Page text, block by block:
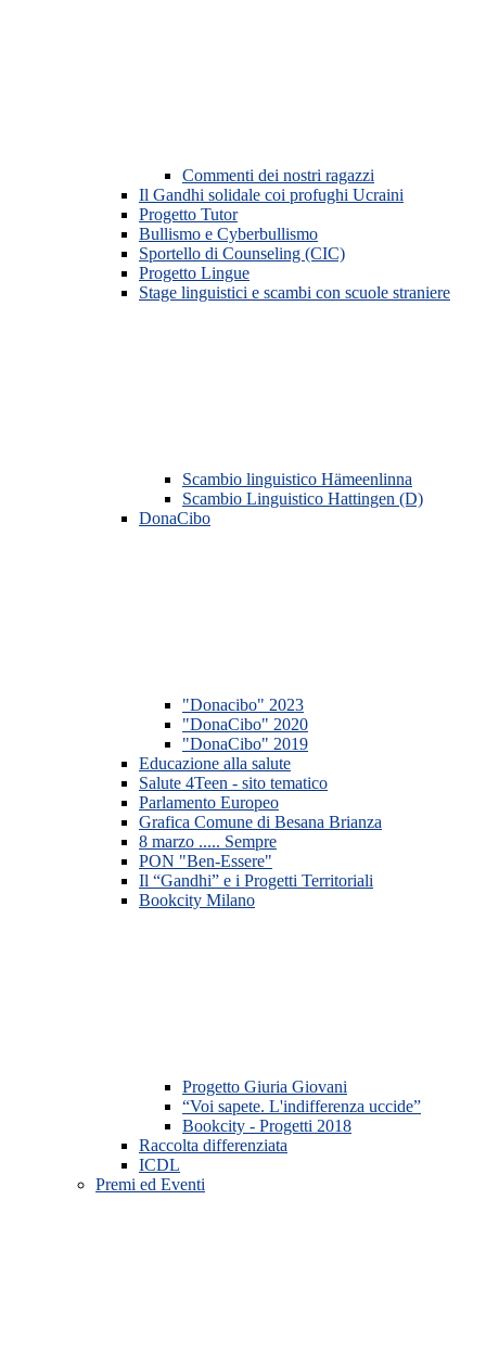
Commenti dei nostri ragazzi
Il Gandhi solidale coi profughi Ucraini
Progetto Tutor
Bullismo e Cyberbullismo
Sportello di Counseling (CIC)
Progetto Lingue
Stage linguistici e scambi con scuole straniere
Scambio linguistico Hämeenlinna
Scambio Linguistico Hattingen (D)
DonaCibo
"Donacibo" 2023
"DonaCibo" 2020
"DonaCibo" 2019
Educazione alla salute
Salute 4Teen - sito tematico
Parlamento Europeo
Grafica Comune di Besana Brianza
8 marzo ..... Sempre
PON "Ben-Essere"
Il “Gandhi” e i Progetti Territoriali
Bookcity Milano
Progetto Giuria Giovani
“Voi sapete. L'indifferenza uccide”
Bookcity - Progetti 2018
Raccolta differenziata
ICDL
Premi ed Eventi